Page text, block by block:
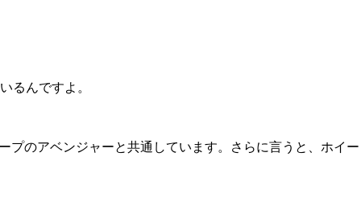
るんですよ。
のアベンジャーと共通しています。さらに言うと、ホイー